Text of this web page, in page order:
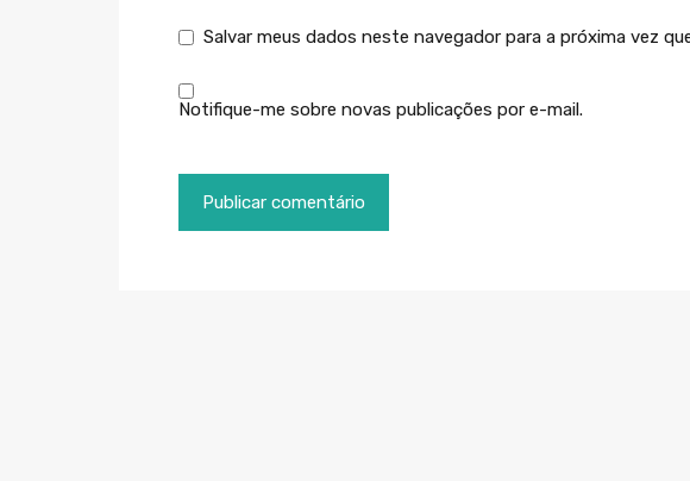
Salvar meus dados neste navegador para a próxima vez
Notifique-me sobre novas publicações por e-mail.